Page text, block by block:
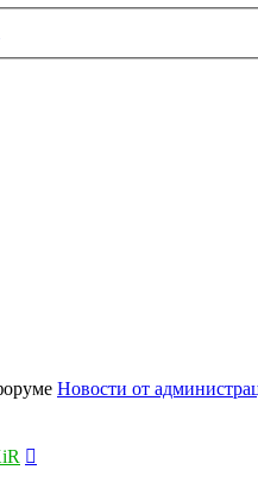
Новости от